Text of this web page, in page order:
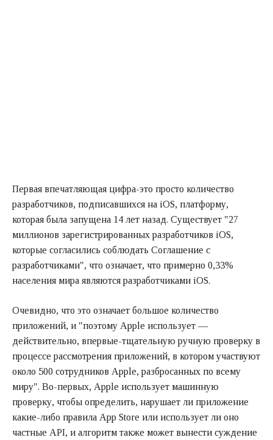
Первая впечатляющая цифра-это просто количество
разработчиков, подписавшихся на iOS, платформу,
которая была запущена 14 лет назад. Существует "27
миллионов зарегистрированных разработчиков iOS,
которые согласились соблюдать Соглашение с
разработчиками", что означает, что примерно 0,33%
населения мира являются разработчиками iOS.
Очевидно, что это означает большое количество
приложений, и "поэтому Apple использует —
действительно, впервые-тщательную ручную проверку в
процессе рассмотрения приложений, в котором участвуют
около 500 сотрудников Apple, разбросанных по всему
миру". Во-первых, Apple использует машинную
проверку, чтобы определить, нарушает ли приложение
какие-либо правила App Store или использует ли оно
частные API, и алгоритм также может вынести суждение